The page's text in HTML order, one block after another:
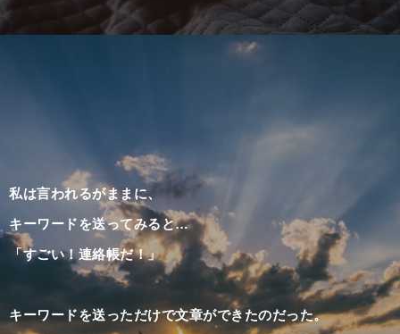
私は言われるがままに、
キーワードを送ってみると…
「すごい！連絡帳だ！」
キーワードを送っただけで文章ができたのだった。